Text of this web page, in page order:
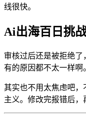
线很快。
Ai出海百日挑
审核过后还是被拒绝了
有的原因都不太一样啊
其实也不用太焦虑吧，
主义。修改完报错后，